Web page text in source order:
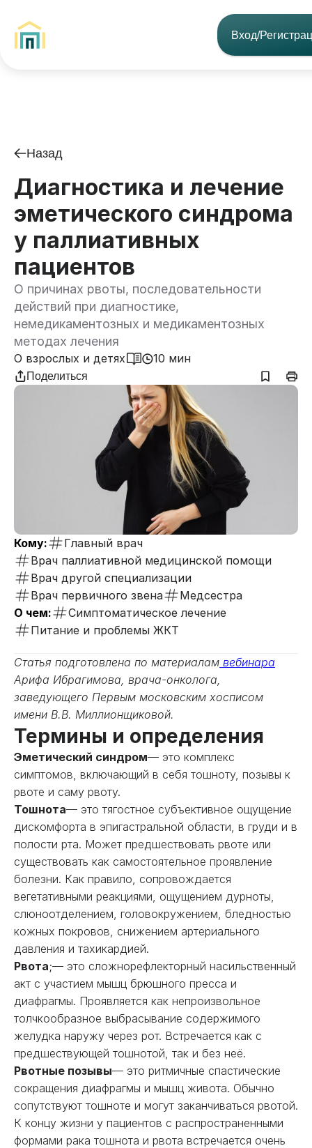
Вход/
Назад
Диагностика и лечение
эметического синдрома
у паллиативных
пациентов
О причинах рвоты, последовательности
действий при диагностике,
немедикаментозных и медикаментозных
методах лечения
О взрослых и детях 10 мин
Поделиться
Кому:
Главный врач
Врач паллиативной медицинской помощи
Врач другой специализации
Врач первичного звена
Медсестра
О чем:
Симптоматическое лечение
Питание и проблемы ЖКТ
Статья подготовлена по материалам вебинара
Арифа Ибрагимова, врача-онколога,
заведующего Первым московским хосписом
имени В.В. Миллионщиковой.
Термины и определения
Эметический синдром— это комплекс
симптомов, включающий в себя тошноту, позывы к
рвоте и саму рвоту.
Тошнота— это тягостное субъективное ощущение
дискомфорта в эпигастральной области, в груди и в
полости рта. Может предшествовать рвоте или
существовать как самостоятельное проявление
болезни. Как правило, сопровождается
вегетативными реакциями, ощущением дурноты,
слюноотделением, головокружением, бледностью
кожных покровов, снижением артериального
давления и тахикардией.
Рвота;— это сложнорефлекторный насильственный
акт с участием мышц брюшного пресса и
диафрагмы. Проявляется как непроизвольное
толчкообразное выбрасывание содержимого
желудка наружу через рот. Встречается как с
предшествующей тошнотой, так и без неё.
Рвотные позывы— это ритмичные спастические
сокращения диафрагмы и мышц живота. Обычно
сопутствуют тошноте и могут заканчиваться рвотой.
К концу жизни у пациентов с распространенными
формами рака тошнота и рвота встречается очень